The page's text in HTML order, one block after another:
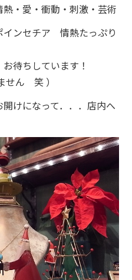
・愛・衝動・刺激・芸術
ンセチア 情熱たっぷり
待ちしています！
せん 笑 ）
けになって．．．店内へ